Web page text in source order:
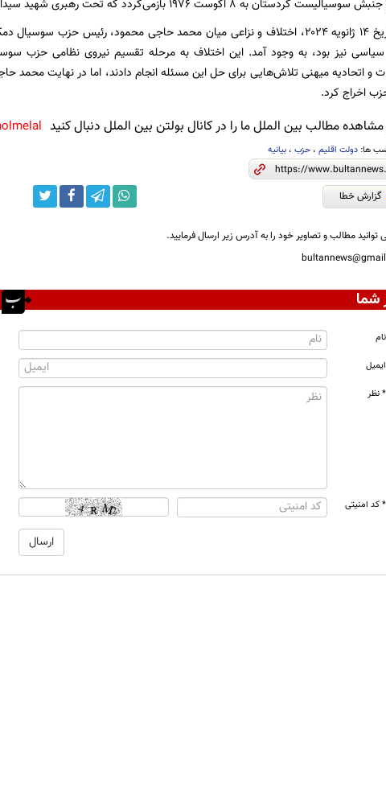
کردستان به ۸ اگوست ۱۹۷۶ بازمی‌گردد که تحت رهبری شهید سیدا صالح یوسفی و گروهی از مبارزان تأسیس شد.
در تاریخ ۱۴ ژانویه ۲۰۲۴، اختلاف و نزاعی میان محمد حاجی محمود، رئیس حزب
سیاسی نیز بود، به وجود آمد. این اختلاف به مرحله تقسیم نیروی نظامی حزب
و اتحادیه میهنی تلاش‌هایی برای حل این مسئله انجام دادند، اما در نهایت محمد
اخراج کرد.
مشاهده مطالب بین الملل ما را در کانال بولتن بین الملل دنبال کنید
ها: دولت اقلیم، حزب، بیانیه
گزارش خطا
توانید مطالب و تصاویر خود را به آدرس زیر ارسال فرمایید.
شما
نام
ایمیل
* نظر
* کد امنیتی